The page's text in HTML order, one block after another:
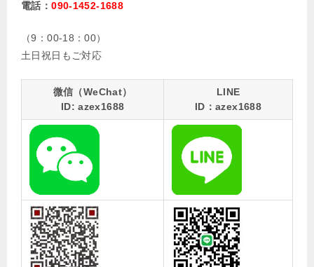
電話：090-1452-1688
（9：00-18：00）
土日祝日もご対応
微信（WeChat）
ID: azex1688
LINE
ID：azex1688